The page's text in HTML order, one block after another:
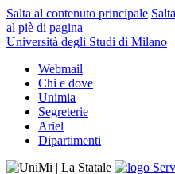
Salta al contenuto principale
al piè di pagina
Università degli Studi di Milano
Webmail
Chi e dove
Unimia
Segreterie
Ariel
Dipartimenti